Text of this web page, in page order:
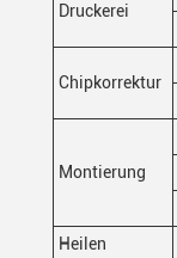
Druckerei
Chipkorrektur
Montierung
Heilen